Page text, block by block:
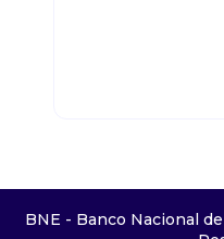
BNE - Banco Nacional